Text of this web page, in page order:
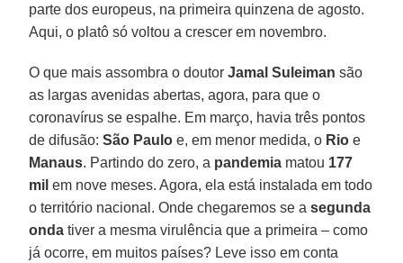
parte dos europeus, na primeira quinzena de agosto.
Aqui, o platô só voltou a crescer em novembro.
O que mais assombra o doutorJamal Suleiman são
as largas avenidas abertas, agora, para que o
coronavírus se espalhe. Em março, havia três pontos
de difusão:São Paulo e, em menor medida, o Rio e
Manaus. Partindo do zero, a pandemia matou 177
mil em nove meses. Agora, ela está instalada em todo
o território nacional. Onde chegaremos se asegunda
onda tiver a mesma virulência que a primeira – como
já ocorre, em muitos países? Leve isso em conta